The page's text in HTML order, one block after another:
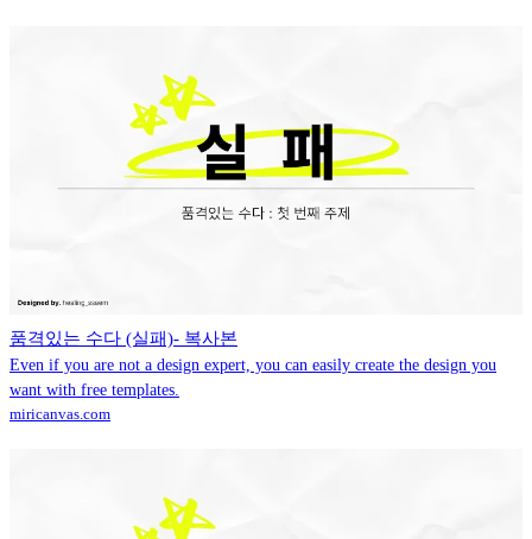
품격있는 수다 (실패)- 복사본
Even if you are not a design expert, you can easily create the design you
want with free templates.
miricanvas.com